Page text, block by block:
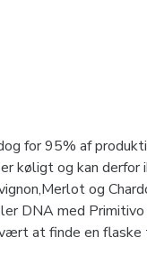
for 95% af
køligt og kan derfor
og
DNA med
at finde en